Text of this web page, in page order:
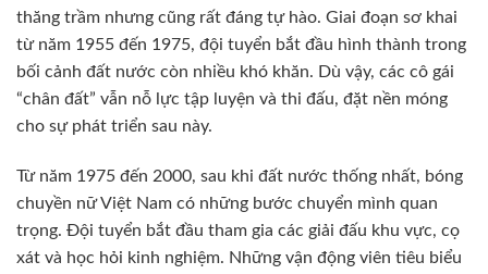
thăng trầm nhưng cũng rất đáng tự hào. Giai đoạn sơ khai
từ năm 1955 đến 1975, đội tuyển bắt đầu hình thành trong
bối cảnh đất nước còn nhiều khó khăn. Dù vậy, các cô gái
“chân đất” vẫn nỗ lực tập luyện và thi đấu, đặt nền móng
cho sự phát triển sau này.
Từ năm 1975 đến 2000, sau khi đất nước thống nhất, bóng
chuyền nữ Việt Nam có những bước chuyển mình quan
trọng. Đội tuyển bắt đầu tham gia các giải đấu khu vực, cọ
xát và học hỏi kinh nghiệm. Những vận động viên tiêu biểu